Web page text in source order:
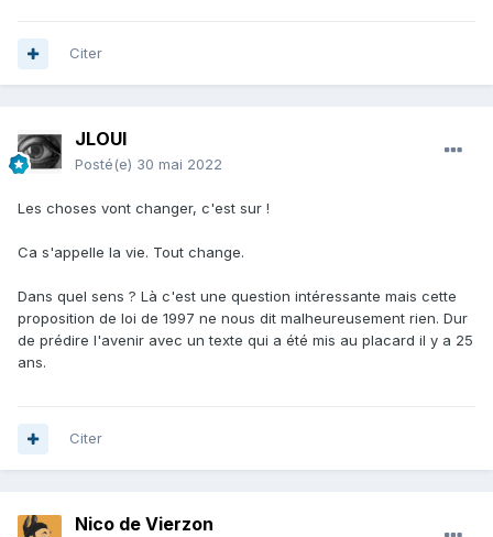
Citer
JLOUI
Posté(e) 30 mai 2022
Les choses vont changer, c'est sur !
Ca s'appelle la vie. Tout change.
Dans quel sens ? Là c'est une question intéressante mais cette
proposition de loi de 1997 ne nous dit malheureusement rien. Dur
de prédire l'avenir avec un texte qui a été mis au placard il y a 25
ans.
Citer
Nico de Vierzon